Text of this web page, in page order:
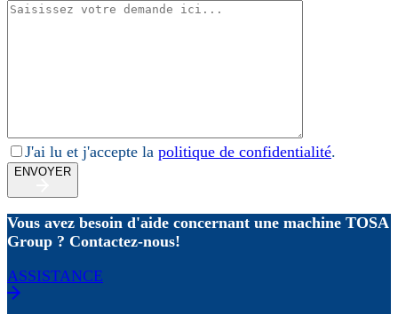
J'ai lu et j'accepte la politique de confidentialité.
ENVOYER
Vous avez besoin d'aide concernant une machine TOSA
Group ? Contactez-nous!
ASSISTANCE